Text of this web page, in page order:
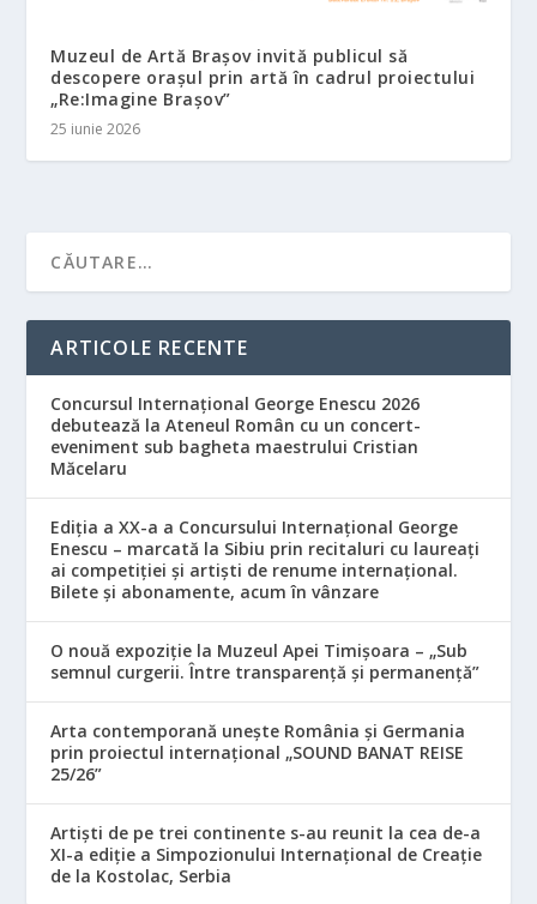
Muzeul de Artă Brașov invită publicul să
descopere orașul prin artă în cadrul proiectului
„Re:Imagine Brașov”
25 iunie 2026
ARTICOLE RECENTE
Concursul Internațional George Enescu 2026
debutează la Ateneul Român cu un concert-
eveniment sub bagheta maestrului Cristian
Măcelaru
Ediția a XX-a a Concursului Internațional George
Enescu – marcată la Sibiu prin recitaluri cu laureați
ai competiției și artiști de renume internațional.
Bilete și abonamente, acum în vânzare
O nouă expoziție la Muzeul Apei Timișoara – „Sub
semnul curgerii. Între transparență și permanență”
Arta contemporană unește România și Germania
prin proiectul internațional „SOUND BANAT REISE
25/26”
Artiști de pe trei continente s-au reunit la cea de-a
XI-a ediție a Simpozionului Internațional de Creație
de la Kostolac, Serbia